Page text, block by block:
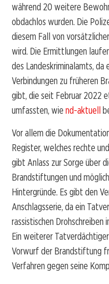
während 20 weitere
obdachlos wurden. Die
diesem Fall von
wird. Die Ermittlungen
des Landeskriminalamts, da
Verbindungen zu früheren
gibt, die seit Februar 2022
umfassten, wie nd-aktuell
Vor allem die
Register, welches rechte
gibt Anlass zur Sorge über
Brandstiftungen und
Hintergründe. Es gibt den
Anschlagsserie, da ein
rassistischen Drohschreiben
Ein weiterer
Vorwurf der Brandstiftung
Verfahren gegen seine